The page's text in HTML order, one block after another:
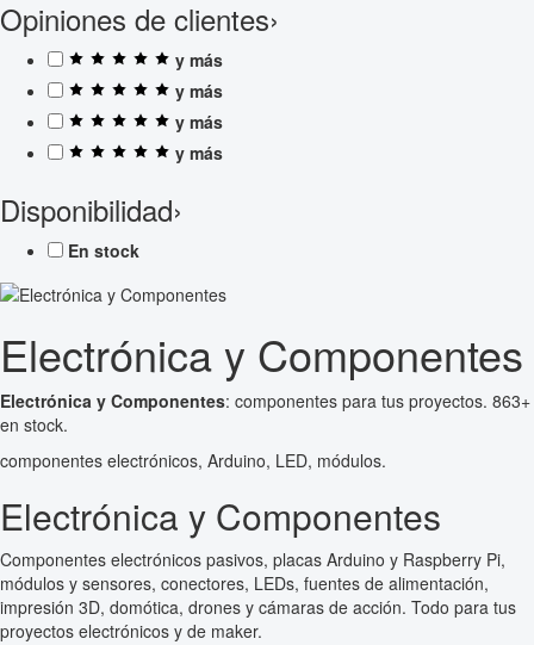
Opiniones de clientes›
y más
y más
y más
y más
Disponibilidad›
En stock
Electrónica y Componentes
Electrónica y Componentes: componentes para tus proyectos. 863+
en stock.
componentes electrónicos, Arduino, LED, módulos.
Electrónica y Componentes
Componentes electrónicos pasivos, placas Arduino y Raspberry Pi,
módulos y sensores, conectores, LEDs, fuentes de alimentación,
impresión 3D, domótica, drones y cámaras de acción. Todo para tus
proyectos electrónicos y de maker.